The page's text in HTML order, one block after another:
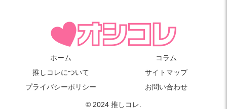
ホーム
コラム
推しコレについて
サイトマップ
プライバシーポリシー
お問い合わせ
© 2024 推しコレ.